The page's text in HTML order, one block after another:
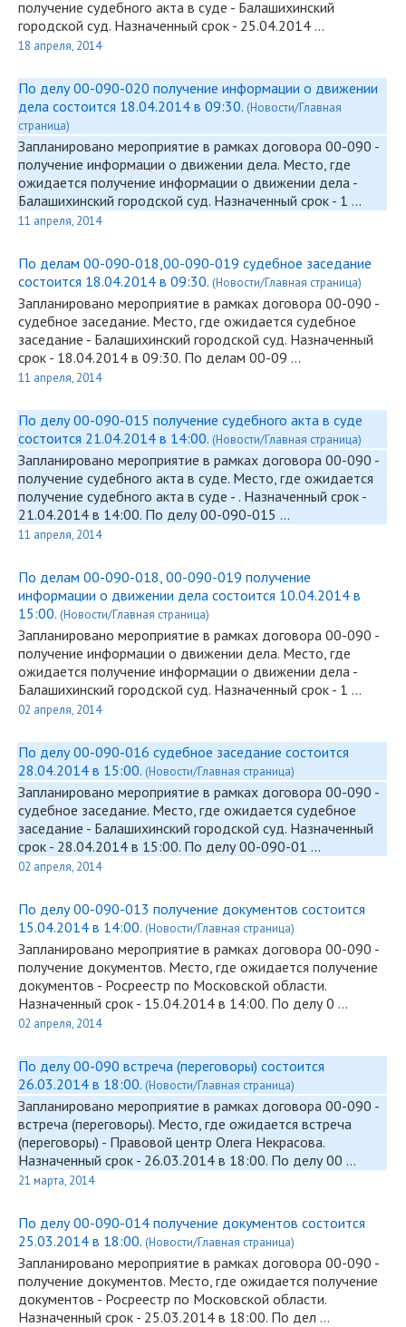
получение судебного акта в суде - Балашихинский
городской суд. Назначенный срок - 25.04.2014 …
18 апреля, 2014
По делу 00-090-020 получение информации о движении
дела состоится 18.04.2014 в 09:30. (Новости/Главная
страница)
Запланировано мероприятие в рамках договора 00-090 -
получение информации о движении дела. Место, где
ожидается получение информации о движении дела -
Балашихинский городской суд. Назначенный срок - 1 …
11 апреля, 2014
По делам 00-090-018,00-090-019 судебное заседание
состоится 18.04.2014 в 09:30. (Новости/Главная страница)
Запланировано мероприятие в рамках договора 00-090 -
судебное заседание. Место, где ожидается судебное
заседание - Балашихинский городской суд. Назначенный
срок - 18.04.2014 в 09:30. По делам 00-09 …
11 апреля, 2014
По делу 00-090-015 получение судебного акта в суде
состоится 21.04.2014 в 14:00. (Новости/Главная страница)
Запланировано мероприятие в рамках договора 00-090 -
получение судебного акта в суде. Место, где ожидается
получение судебного акта в суде - . Назначенный срок -
21.04.2014 в 14:00. По делу00-090-015 …
11 апреля, 2014
По делам 00-090-018, 00-090-019 получение
информации о движении дела состоится 10.04.2014 в
15:00. (Новости/Главная страница)
Запланировано мероприятие в рамках договора 00-090 -
получение информации о движении дела. Место, где
ожидается получение информации о движении дела -
Балашихинский городской суд. Назначенный срок - 1 …
02 апреля, 2014
По делу 00-090-016 судебное заседание состоится
28.04.2014 в 15:00. (Новости/Главная страница)
Запланировано мероприятие в рамках договора 00-090 -
судебное заседание. Место, где ожидается судебное
заседание - Балашихинский городской суд. Назначенный
срок - 28.04.2014 в 15:00. По делу00-090-01 …
02 апреля, 2014
По делу 00-090-013 получение документов состоится
15.04.2014 в 14:00. (Новости/Главная страница)
Запланировано мероприятие в рамках договора 00-090 -
получение документов. Место, где ожидается получение
документов - Росреестр по Московской области.
Назначенный срок - 15.04.2014 в 14:00. По делу 0 …
02 апреля, 2014
По делу 00-090 встреча (переговоры) состоится
26.03.2014 в 18:00. (Новости/Главная страница)
Запланировано мероприятие в рамках договора 00-090 -
встреча (переговоры). Место, где ожидается встреча
(переговоры) - Правовой центр Олега Некрасова.
Назначенный срок - 26.03.2014 в 18:00. По делу 00 …
21 марта, 2014
По делу 00-090-014 получение документов состоится
25.03.2014 в 18:00. (Новости/Главная страница)
Запланировано мероприятие в рамках договора 00-090 -
получение документов. Место, где ожидается получение
документов - Росреестр по Московской области.
Назначенный срок - 25.03.2014 в 18:00. По дел …